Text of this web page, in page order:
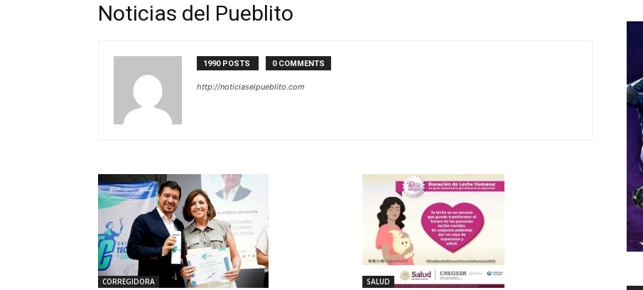
Noticias del Pueblito
1990 POSTS 0 COMMENTS
http://noticiaselpueblito.com
CORREGIDORA SALUD